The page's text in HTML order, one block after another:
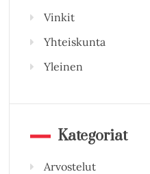
Vinkit
Yhteiskunta
Yleinen
Kategoriat
Arvostelut